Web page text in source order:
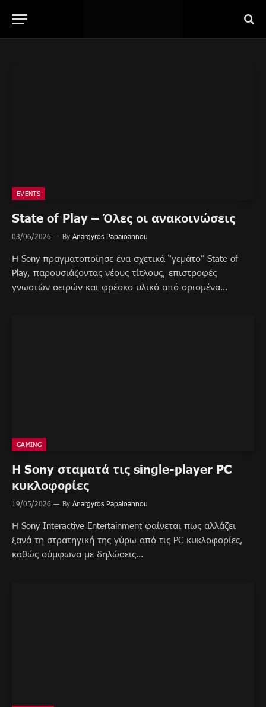
EVENTS
State of Play – Όλες οι ανακοινώσεις
03/06/2026 By Anargyros Papaioannou
Η Sony πραγματοποίησε ένα σχετικά “γεμάτο” State of
Play, παρουσιάζοντας νέους τίτλους, επιστροφές
γνωστών σειρών και φρέσκο υλικό από ορισμένα…
GAMING
Η Sony σταματά τις single-player PC
κυκλοφορίες
19/05/2026 By Anargyros Papaioannou
Η Sony Interactive Entertainment φαίνεται πως αλλάζει
ξανά τη στρατηγική της γύρω από τις PC κυκλοφορίες,
καθώς σύμφωνα με δηλώσεις…